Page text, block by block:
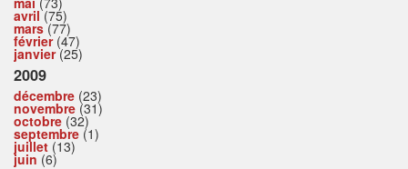
avril(75)
mars(77)
février(47)
janvier(25)
2009
décembre (23)
novembre (31)
octobre (32)
septembre (1)
juillet (13)
juin (6)